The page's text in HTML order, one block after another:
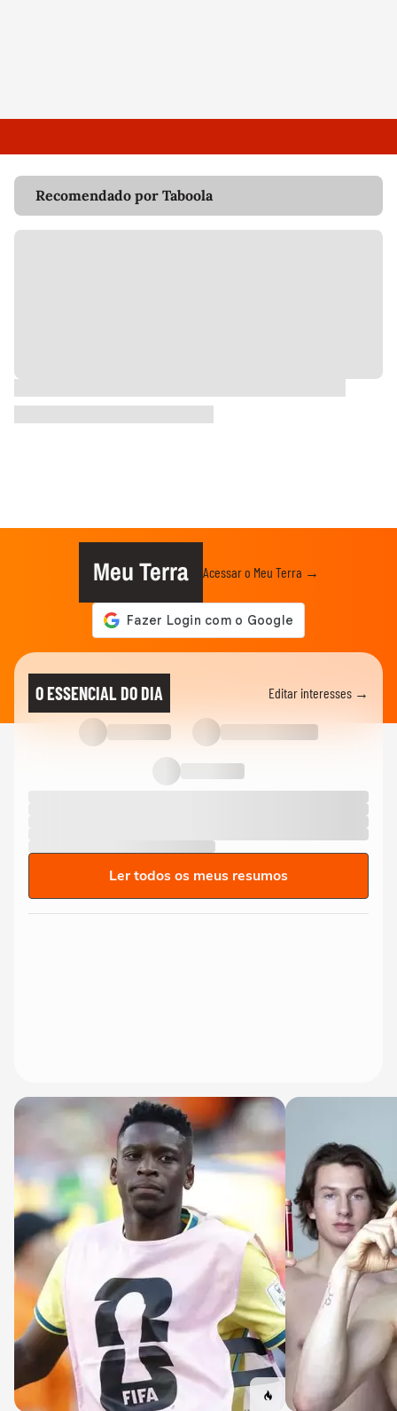
Recomendado por Taboola
Meu Terra Acessar o Meu Terra →
O ESSENCIAL DO DIA Editar interesses →
Ler todos os meus resumos